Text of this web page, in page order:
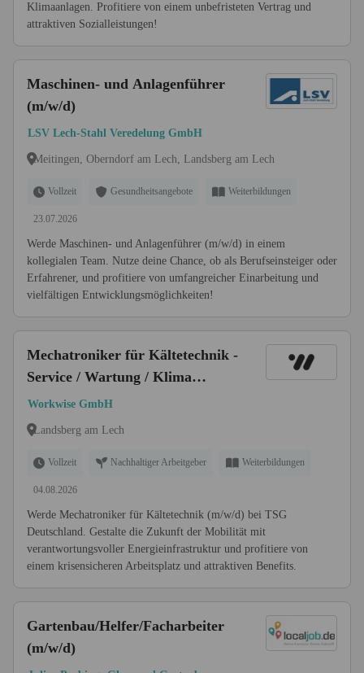
Klimaanlagen. Profitiere von einem unbefristeten Vertrag und
attraktiven Sozialleistungen!
Maschinen- und Anlagenführer
(m/w/d)
LSV Lech-Stahl Veredelung GmbH
Meitingen, Oberndorf am Lech, Landsberg am Lech
Vollzeit Gesundheitsangebote Weiterbildungen
23.07.2026
Werde Maschinen- und Anlagenführer (m/w/d) in einem
kollegialen Team. Nutze deine Chance, ob als Berufseinsteiger oder
Erfahrener, und profitiere von umfangreicher Einarbeitung und
vielfältigen Entwicklungsmöglichkeiten!
Mechatroniker für Kältetechnik -
Service / Wartung / Klima
(m/w/d)
Workwise GmbH
Landsberg am Lech
Vollzeit Nachhaltiger Arbeitgeber Weiterbildungen
04.08.2026
Werde Mechatroniker für Kältetechnik (m/w/d) bei TSG
Deutschland. Gestalte die Zukunft der Mobilität mit
verantwortungsvoller Energieinfrastruktur und profitiere von
einem krisensicheren Arbeitsplatz und attraktiven Benefits.
Gartenbau/Helfer/Facharbeiter
(m/w/d)